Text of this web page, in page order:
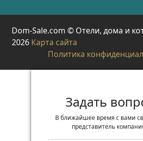
Dom-Sale.com © Отели, дома и
2026 Карта сайта
Политика
Задать
В ближайшее время с вами
представитель